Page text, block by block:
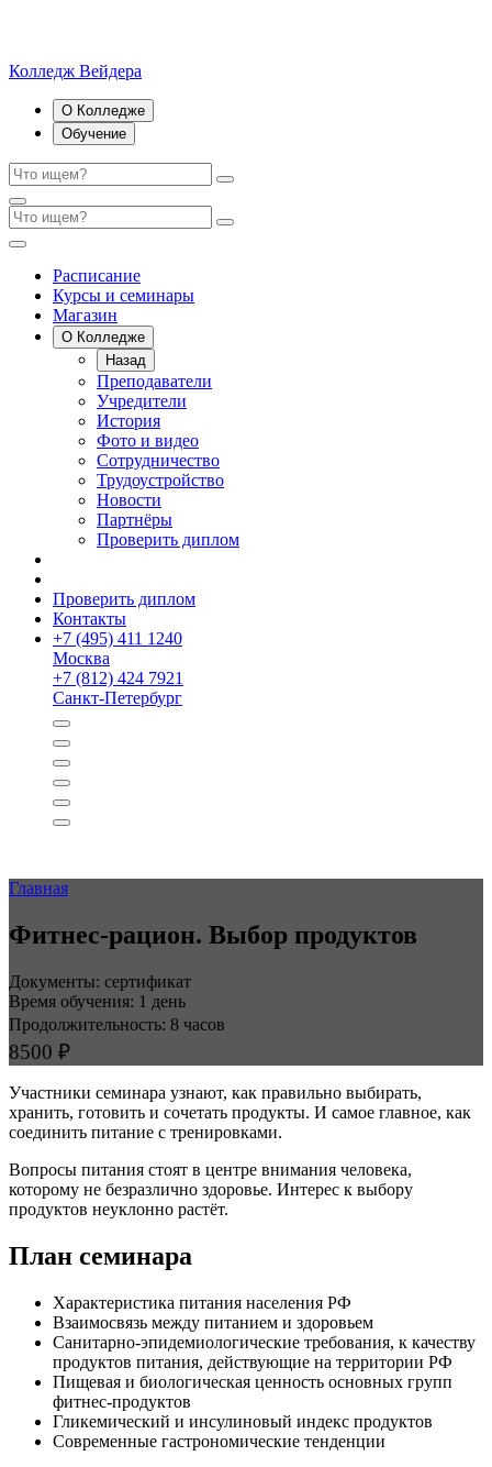
Колледж Вейдера
О Колледже
Обучение
Расписание
Курсы и семинары
Магазин
О Колледже
Назад
Преподаватели
Учредители
История
Фото и видео
Сотрудничество
Трудоустройство
Новости
Партнёры
Проверить диплом
Проверить диплом
Контакты
+7 (495) 411 1240
Москва
+7 (812) 424 7921
Санкт-Петербург
Главная
Фитнес-рацион. Выбор продуктов
Документы: сертификат
Время обучения: 1 день
Продолжительность: 8 часов
8500 ₽
Участники семинара узнают, как правильно выбирать,
хранить, готовить и сочетать продукты. И самое главное, как
соединить питание с тренировками.
Вопросы питания стоят в центре внимания человека,
которому не безразлично здоровье. Интерес к выбору
продуктов неуклонно растёт.
План семинара
Характеристика питания населения РФ
Взаимосвязь между питанием и здоровьем
Санитарно-эпидемиологические требования, к качеству
продуктов питания, действующие на территории РФ
Пищевая и биологическая ценность основных групп
фитнес-продуктов
Гликемический и инсулиновый индекс продуктов
Современные гастрономические тенденции